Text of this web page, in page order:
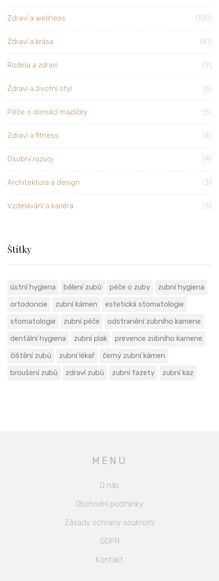
Zdraví a wellness (100)
Zdraví a krása (41)
Rodina a zdraví (9)
Zdraví a životní styl (6)
Péče o domácí mazlíčky (5)
Zdraví a fitness (4)
Osobní rozvoj (4)
Architektura a design (3)
Vzdelávání a kariéra (3)
Štítky
ústní hygiena bělení zubů péče o zuby
zubní hygiena
ortodoncie
zubní kámen
estetická stomatologie
stomatologie
zubní péče
odstranění zubního kamene
dentální hygiena
zubní plak
prevence zubního kamene
čištění zubů
zubní lékař
černý zubní kámen
broušení zubů
zdraví zubů zubní fazety zubní kaz
MENU
O nás
Obchodní podmínky
Zásady ochrany soukromí
GDPR
Kontakt